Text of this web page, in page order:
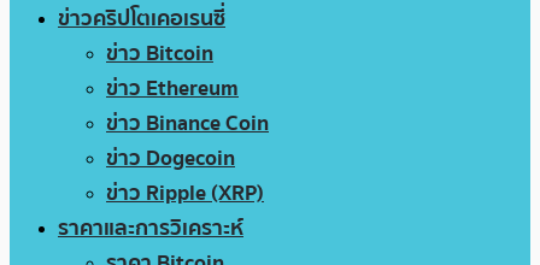
ข่าวคริปโตเคอเรนซี่
ข่าว Bitcoin
ข่าว Ethereum
ข่าว Binance Coin
ข่าว Dogecoin
ข่าว Ripple (XRP)
ราคาและการวิเคราะห์